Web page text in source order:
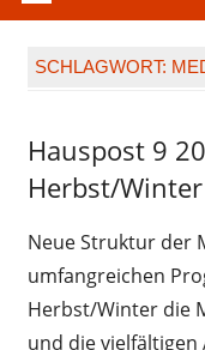
SCHLAGWORT:
Hauspost
9 2012
Hauspost 9
Herbst/Winter
Neue Struktur der
umfangreichen
Herbst/Winter die
und die vielfältigen